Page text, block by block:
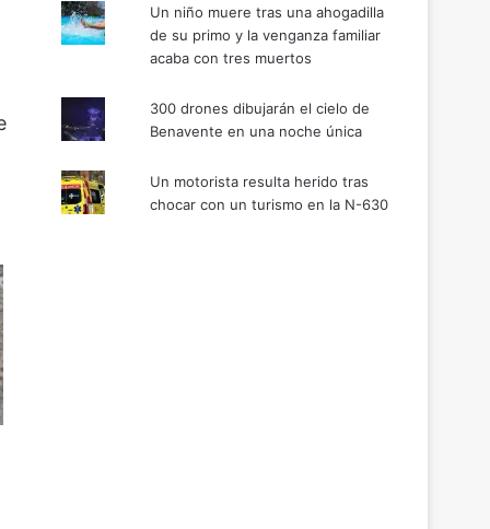
Un niño muere tras una ahogadilla
de su primo y la venganza familiar
acaba con tres muertos
300 drones dibujarán el cielo de
Benavente en una noche única
Un motorista resulta herido tras
chocar con un turismo en la N-630